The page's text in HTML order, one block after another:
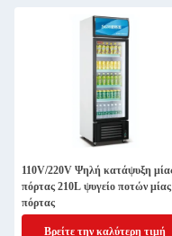
110V/220V Ψηλή κατάψυξη
πόρτας 210L ψυγείο ποτών μίας
πόρτας
Βρείτε την καλύτερη τιμή